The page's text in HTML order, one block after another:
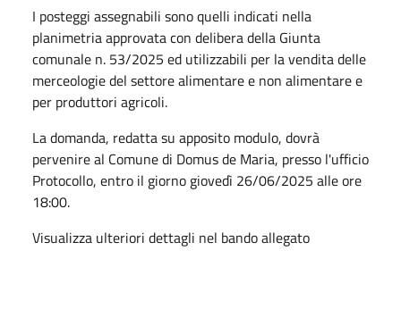
I posteggi assegnabili sono quelli indicati nella
planimetria approvata con delibera della Giunta
comunale n. 53/2025 ed utilizzabili per la vendita delle
merceologie del settore alimentare e non alimentare e
per produttori agricoli.
La domanda, redatta su apposito modulo, dovrà
pervenire al Comune di Domus de Maria, presso l'ufficio
Protocollo, entro il giorno giovedì 26/06/2025 alle ore
18:00.
Visualizza ulteriori dettagli nel bando allegato